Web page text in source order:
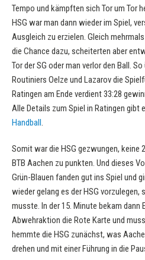
Tempo und kämpften sich Tor um Tor
HSG war man dann wieder im Spiel,
Ausgleich zu erzielen. Gleich
die Chance dazu, scheiterten aber
Tor der SG oder man verlor den Ball.
Routiniers Oelze und Lazarov die
Ratingen am Ende verdient 33:28
Alle Details zum Spiel in Ratingen gibt
Handball.
Somit war die HSG gezwungen, keine
BTB Aachen zu punkten. Und dieses
Grün-Blauen fanden gut ins Spiel und
wieder gelang es der HSG vorzulegen,
musste. In der 15. Minute bekam dann
Abwehraktion die Rote Karte und
hemmte die HSG zunächst, was
drehen und mit einer Führung in die